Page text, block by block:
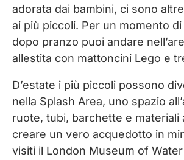
adorata dai bambini, ci sono
ai più piccoli. Per un momento
dopo pranzo puoi andare
allestita con mattoncini Lego e
D’estate i più piccoli possono
nella Splash Area, uno spazio
ruote, tubi, barchette e materiali
creare un vero acquedotto in
visiti il London Museum of